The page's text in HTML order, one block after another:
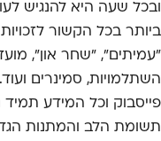
ובכל שעה היא להנגיש
ביותר בכל הקשור
"עמיתים", "שחר און",
השתלמויות, סמינרים
פייסבוק וכל המידע
תשומת הלב והמתנות